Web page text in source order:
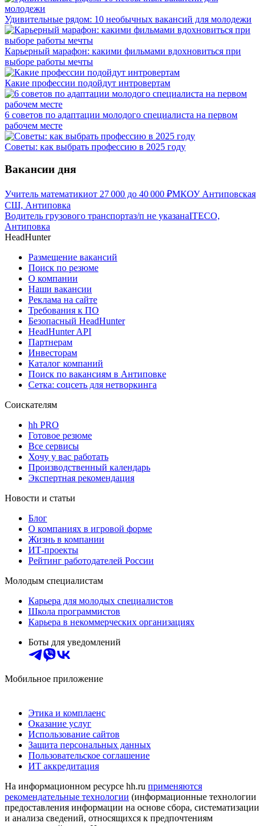
Удивительные рядом: 10 необычных вакансий для молодежи
Карьерный марафон: какими фильмами вдохновиться при
выборе работы мечты
Какие профессии подойдут интровертам
6 советов по адаптации молодого специалиста на первом
рабочем месте
Советы: как выбрать профессию в 2025 году
Вакансии дня
Учитель математикиот 27 000 до 40 000 ₽МКОУ Антиповская
СШ, Антиповка
Водитель грузового транспортаз/п не указанаITECO,
Антиповка
HeadHunter
Размещение вакансий
Поиск по резюме
О компании
Наши вакансии
Реклама на сайте
Требования к ПО
Безопасный HeadHunter
HeadHunter API
Партнерам
Инвесторам
Каталог компаний
Поиск по вакансиям в Антиповке
Сетка: соцсеть для нетворкинга
Соискателям
hh PRO
Готовое резюме
Все сервисы
Хочу у вас работать
Производственный календарь
Экспертная рекомендация
Новости и статьи
Блог
О компаниях в игровой форме
Жизнь в компании
ИТ-проекты
Рейтинг работодателей России
Молодым специалистам
Карьера для молодых специалистов
Школа программистов
Карьера в некоммерческих организациях
Боты для уведомлений
Мобильное приложение
Этика и комплаенс
Оказание услуг
Использование сайтов
Защита персональных данных
Пользовательское соглашение
ИТ аккредитация
На информационном ресурсе hh.ru применяются
рекомендательные технологии (информационные технологии
предоставления информации на основе сбора, систематизации
и анализа сведений, относящихся к предпочтениям